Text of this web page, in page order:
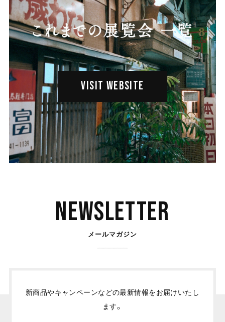
VISIT WEBSITE
Newsletter
メールマガジン
新商品やキャンペーンなどの最新情報をお届けいたし
ます。